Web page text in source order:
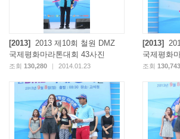
[2013]
2013 제10회 철원 DMZ
국제평화마라톤대회 43사진
조회 130,280 2014.01.23
[2013]
국제평화
조회 130,743